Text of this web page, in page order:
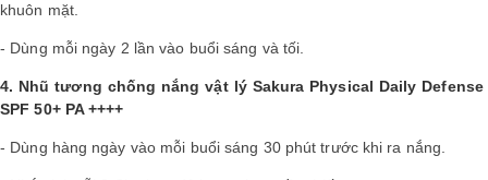
khuôn mặt.
- Dùng mỗi ngày 2 lần vào buổi sáng và tối.
4. Nhũ tương chống nắng vật lý Sakura Physical Daily Defense
SPF 50+ PA ++++
- Dùng hàng ngày vào mỗi buổi sáng 30 phút trước khi ra nắng.